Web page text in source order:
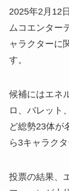
2025年2月12
ムコエンター
ャラクターに
す。
候補にはエネ
ロ、バレット
ど総勢23体が
ら3キャラク
投票の結果、